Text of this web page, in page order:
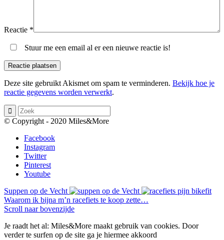
Reactie *
Stuur me een email al er een nieuwe reactie is!
Deze site gebruikt Akismet om spam te verminderen. Bekijk hoe je
reactie gegevens worden verwerkt.
© Copyright - 2020 Miles&More
Facebook
Instagram
Twitter
Pinterest
Youtube
Suppen op de Vecht
Waarom ik bijna m’n racefiets te koop zette…
Scroll naar bovenzijde
Je raadt het al: Miles&More maakt gebruik van cookies. Door
verder te surfen op de site ga je hiermee akkoord